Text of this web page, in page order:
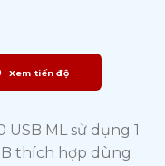
Xem tiến độ
USB ML sử dụng 1
thích hợp dùng